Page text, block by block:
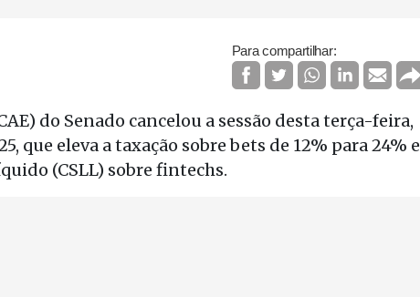
Para compartilhar:
do Senado cancelou a sessão desta terça-feira,
que eleva a taxação sobre bets de 12% para 24% e
(CSLL) sobre fintechs.